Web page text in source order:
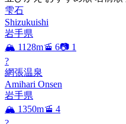
雫石
Shizukuishi
岩手県
🏔️ 1128m🚡 6📷 1
?
網張温泉
Amihari Onsen
岩手県
🏔️ 1350m🚡 4